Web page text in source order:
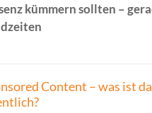
kümmern sollten –
Content – was ist